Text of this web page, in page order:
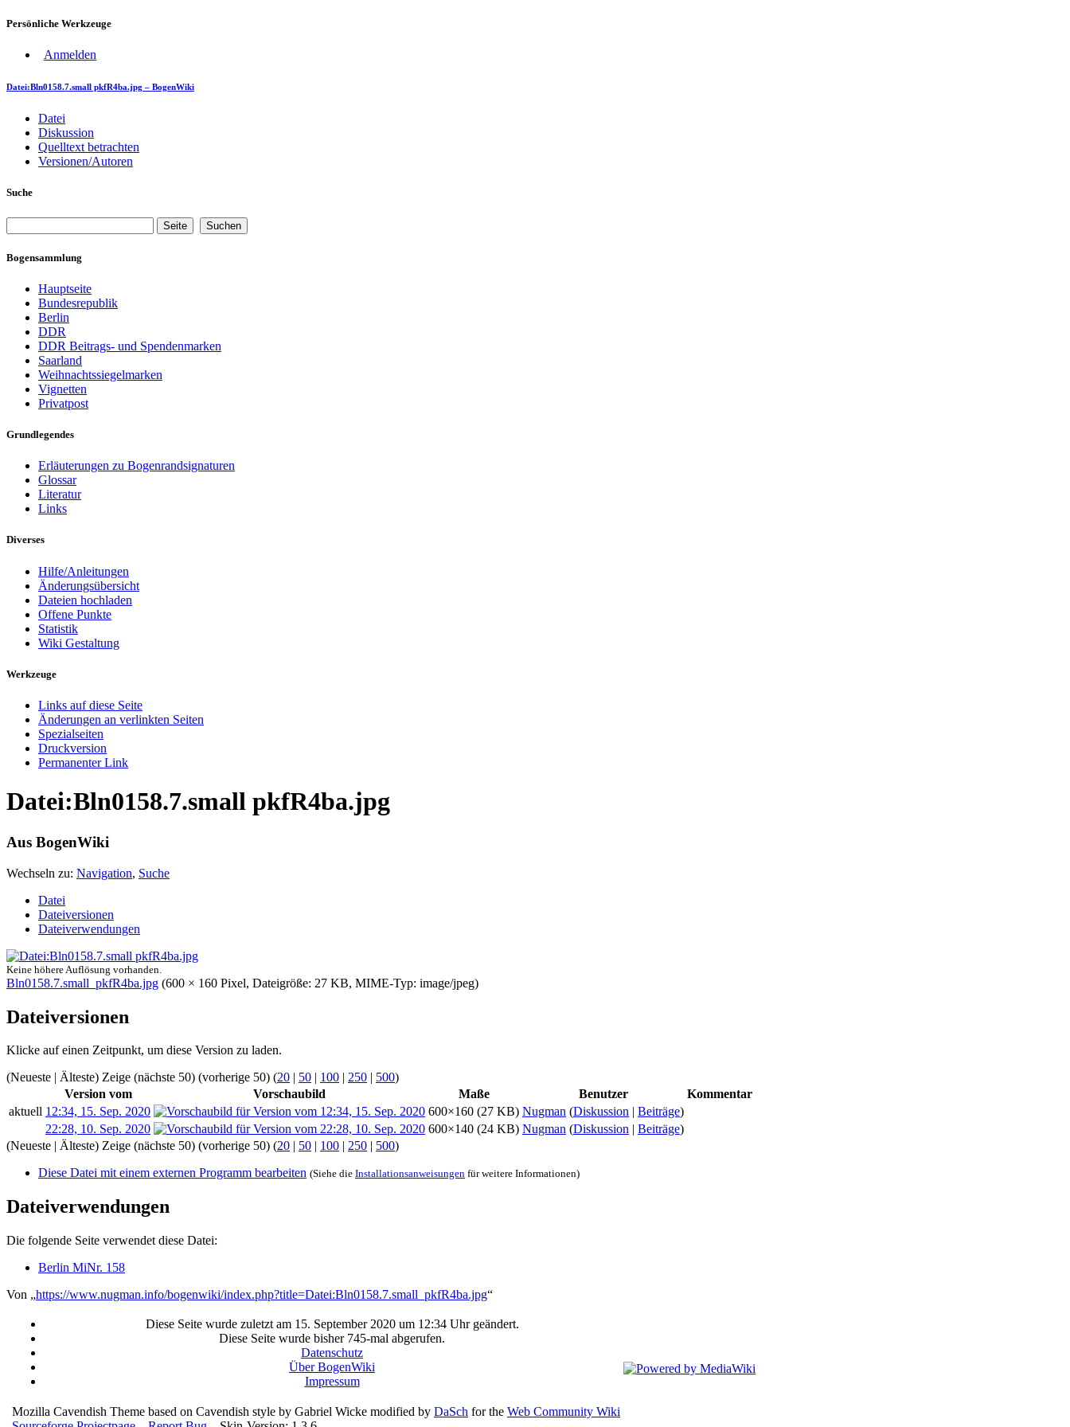
Persönliche Werkzeuge
Anmelden
Datei:Bln0158.7.small pkfR4ba.jpg – BogenWiki
Datei
Diskussion
Quelltext betrachten
Versionen/Autoren
Suche
Bogensammlung
Hauptseite
Bundesrepublik
Berlin
DDR
DDR Beitrags- und Spendenmarken
Saarland
Weihnachtssiegelmarken
Vignetten
Privatpost
Grundlegendes
Erläuterungen zu Bogenrandsignaturen
Glossar
Literatur
Links
Diverses
Hilfe/Anleitungen
Änderungsübersicht
Dateien hochladen
Offene Punkte
Statistik
Wiki Gestaltung
Werkzeuge
Links auf diese Seite
Änderungen an verlinkten Seiten
Spezialseiten
Druckversion
Permanenter Link
Datei:Bln0158.7.small pkfR4ba.jpg
Aus BogenWiki
Wechseln zu: Navigation, Suche
Datei
Dateiversionen
Dateiverwendungen
Keine höhere Auflösung vorhanden.
Bln0158.7.small_pkfR4ba.jpg ‎ (600 × 160 Pixel, Dateigröße: 27 KB, MIME-Typ: image/jpeg)
Dateiversionen
Klicke auf einen Zeitpunkt, um diese Version zu laden.
(Neueste | Älteste) Zeige (nächste 50) (vorherige 50) (20 | 50 | 100 | 250 | 500)
Version vom
Vorschaubild Maße Benutzer
Kommentar
aktuell 12:34, 15. Sep. 2020 600×160 (27 KB) Nugman (Diskussion | Beiträge)
22:28, 10. Sep. 2020
600×140 (24 KB) Nugman (Diskussion | Beiträge)
(Neueste | Älteste) Zeige (nächste 50) (vorherige 50) (20 | 50 | 100 | 250 | 500)
Diese Datei mit einem externen Programm bearbeiten (Siehe die Installationsanweisungen für weitere Informationen)
Dateiverwendungen
Die folgende Seite verwendet diese Datei:
Berlin MiNr. 158
Von „https://www.nugman.info/bogenwiki/index.php?title=Datei:Bln0158.7.small_pkfR4ba.jpg“
Diese Seite wurde zuletzt am 15. September 2020 um 12:34 Uhr geändert.
Diese Seite wurde bisher 745-mal abgerufen.
Datenschutz
Über BogenWiki
Impressum
Mozilla Cavendish Theme based on Cavendish style by Gabriel Wicke modified by DaSch for the Web Community Wiki